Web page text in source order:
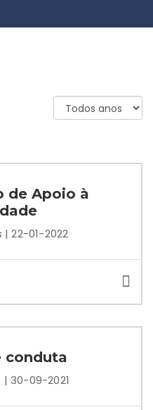
de Apoio à
22-01-2022
conduta
30-09-2021